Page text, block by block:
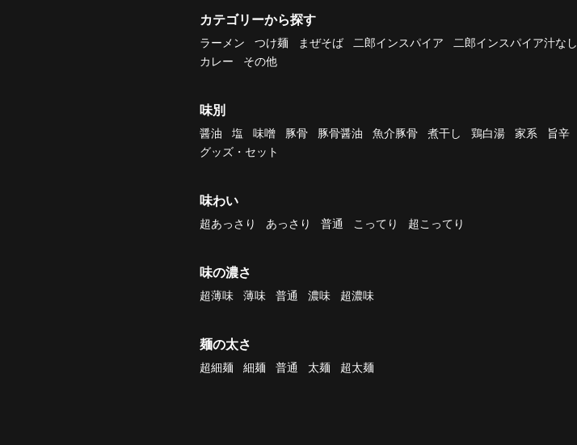
カテゴリーから探す
ラーメン つけ麺 まぜそば 二郎インスパイア 二郎インスパイア汁なし
カレー
その他
味別
醤油 塩 味噌 豚骨 豚骨醤油 魚介豚骨 煮干し 鶏白湯 家系 旨辛
グッズ・セット
味わい
超あっさり あっさり 普通 こってり 超こってり
味の濃さ
超薄味 薄味 普通 濃味 超濃味
麺の太さ
超細麺 細麺 普通 太麺 超太麺